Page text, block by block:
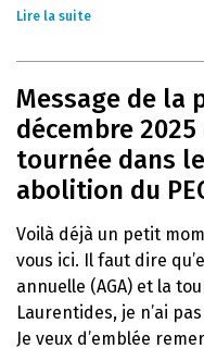
Lire la suite
Message de la
décembre 2025
tournée dans
abolition du
Voilà déjà un petit
vous ici. Il faut dire
annuelle (AGA) et la
Laurentides, je n’ai
Je veux d’emblée